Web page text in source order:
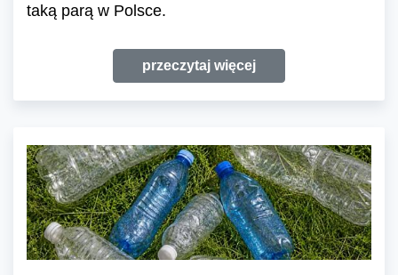
taką parą w Polsce.
przeczytaj więcej